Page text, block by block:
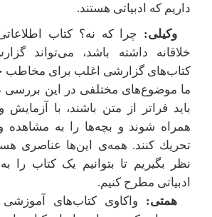
داریم که ادبیاتی هستند.
وکیلی: چرا که نه؟ کتاب‌
خلاقانه داشته باشد، می‌تواند
کتاب‌های گزارشی اغلب برای مخاطب
ما موضوع‌های مختلفی در این بررسی
باید فراتر از متن باشند، با
همراه شوند و بچه‌ها را به مشاهده
تحریك کنند. همه‌ی این‌ها عناصری
نظر بگیریم تا بتوانیم یک کتاب را
ادبیاتی مطرح کنیم.
همتی: واکاوی کتاب‌های